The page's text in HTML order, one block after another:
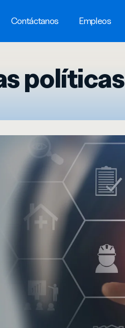
Contáctanos Empleos
políticas